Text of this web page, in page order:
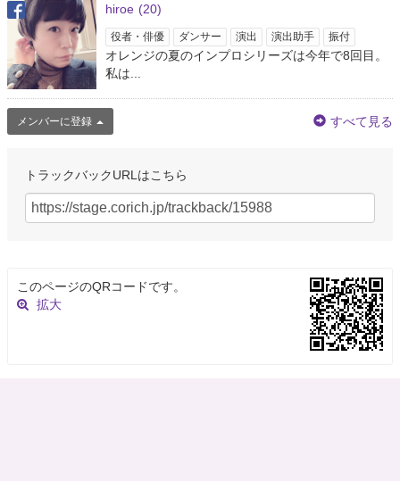
hiroe (20)
役者・俳優 ダンサー 演出 演出助手 振付
オレンジの夏のインプロシリーズは今年で8回目。
私は...
メンバーに登録 すべて見る
トラックバックURLはこちら
このページのQRコードです。
拡大